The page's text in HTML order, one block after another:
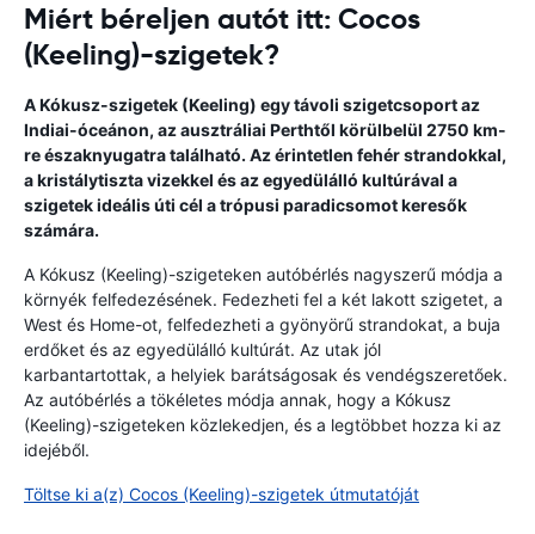
Miért béreljen autót itt: Cocos
(Keeling)-szigetek?
A Kókusz-szigetek (Keeling) egy távoli szigetcsoport az
Indiai-óceánon, az ausztráliai Perthtől körülbelül 2750 km-
re északnyugatra található. Az érintetlen fehér strandokkal,
a kristálytiszta vizekkel és az egyedülálló kultúrával a
szigetek ideális úti cél a trópusi paradicsomot keresők
számára.
A Kókusz (Keeling)-szigeteken autóbérlés nagyszerű módja a
környék felfedezésének. Fedezheti fel a két lakott szigetet, a
West és Home-ot, felfedezheti a gyönyörű strandokat, a buja
erdőket és az egyedülálló kultúrát. Az utak jól
karbantartottak, a helyiek barátságosak és vendégszeretőek.
Az autóbérlés a tökéletes módja annak, hogy a Kókusz
(Keeling)-szigeteken közlekedjen, és a legtöbbet hozza ki az
idejéből.
Töltse ki a(z) Cocos (Keeling)-szigetek útmutatóját